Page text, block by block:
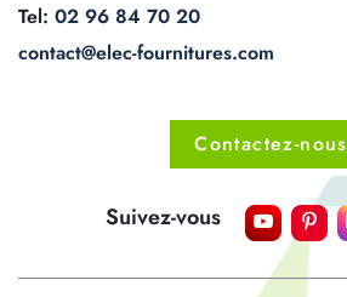
Tel: 02 96 84 70 20
contact@elec-fournitures.com
Contactez-nous
Suivez-vous